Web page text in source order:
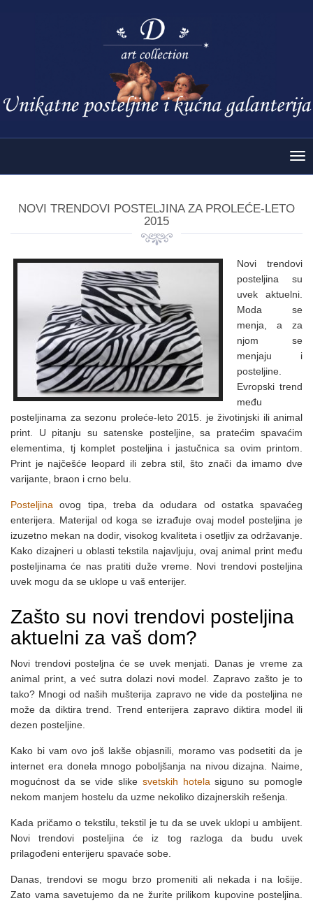
NOVI TRENDOVI POSTELJINA ZA PROLEĆE-LETO
2015
Novi trendovi
posteljina su
uvek aktuelni.
Moda se
menja, a za
njom se
menjaju i
posteljine.
Evropski trend
među
posteljinama za sezonu proleće-leto 2015. je životinjski ili animal
print. U pitanju su satenske posteljine, sa pratećim spavaćim
elementima, tj komplet posteljina i jastučnica sa ovim printom.
Print je najčešće leopard ili zebra stil, što znači da imamo dve
varijante, braon i crno belu.
Posteljina ovog tipa, treba da odudara od ostatka spavaćeg
enterijera. Materijal od koga se izrađuje ovaj model posteljina je
izuzetno mekan na dodir, visokog kvaliteta i osetljiv za održavanje.
Kako dizajneri u oblasti tekstila najavljuju, ovaj animal print među
posteljinama će nas pratiti duže vreme. Novi trendovi posteljina
uvek mogu da se uklope u vaš enterijer.
Zašto su novi trendovi posteljina
aktuelni za vaš dom?
Novi trendovi posteljna će se uvek menjati. Danas je vreme za
animal print, a već sutra dolazi novi model. Zapravo zašto je to
tako? Mnogi od naših mušterija zapravo ne vide da posteljina ne
može da diktira trend. Trend enterijera zapravo diktira model ili
dezen posteljine.
Kako bi vam ovo još lakše objasnili, moramo vas podsetiti da je
internet era donela mnogo poboljšanja na nivou dizajna. Naime,
mogućnost da se vide slike svetskih hotela siguno su pomogle
nekom manjem hostelu da uzme nekoliko dizajnerskih rešenja.
Kada pričamo o tekstilu, tekstil je tu da se uvek uklopi u ambijent.
Novi trendovi posteljina će iz tog razloga da budu uvek
prilagođeni enterijeru spavaće sobe.
Danas, trendovi se mogu brzo promeniti ali nekada i na lošije.
Zato vama savetujemo da ne žurite prilikom kupovine posteljina.